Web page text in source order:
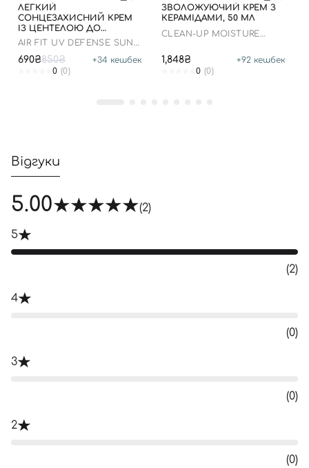
ЛЕГКИЙ
СОНЦЕЗАХИСНИЙ КРЕМ
ІЗ ЦЕНТЕЛОЮ ДО
07.01.2027 РОКУ
AIR FIT UV DEFENSE SUN
690₴850₴ +34 кешбек
0 (0)
ЗВОЛОЖУЮЧИЙ КРЕМ З
КЕРАМІДАМИ, 50 МЛ
CLEAN-UP MOISTURE
1,848₴ +92 кешбек
0 (0)
Відгуки
5.00 (2)
5
(2)
4
(0)
3
(0)
2
(0)